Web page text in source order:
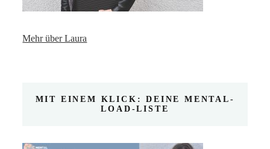
Mehr über Laura
MIT EINEM KLICK: DEINE MENTAL-
LOAD-LISTE